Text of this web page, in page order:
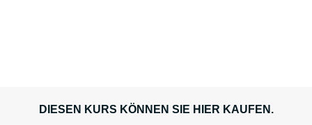
DIESEN KURS KÖNNEN SIE HIER KAUFEN.